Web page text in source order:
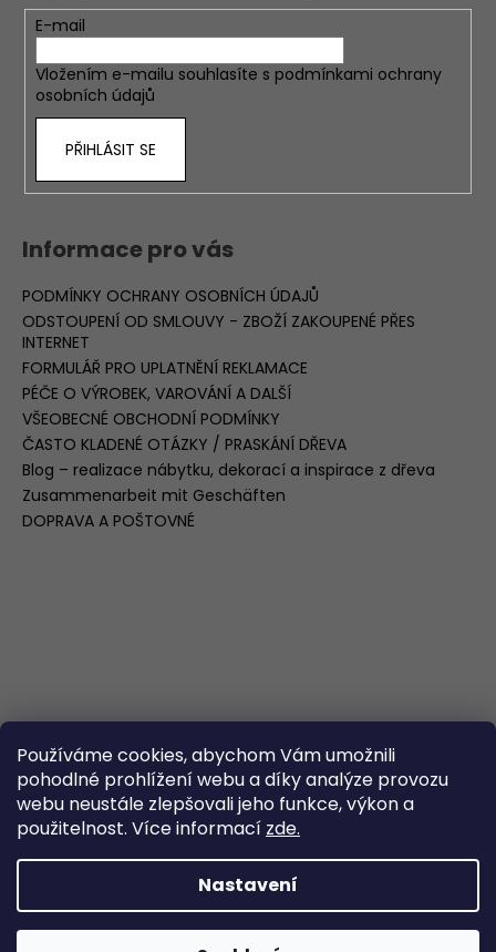
Používáme cookies, abychom Vám umožnili
pohodlné prohlížení webu a díky analýze provozu
webu neustále zlepšovali jeho funkce, výkon a
použitelnost. Více informací zde.
Nastavení
Ochrana autorských práv Veškerý obsah na těchto
stránkách, včetně fotografií, textů a propagačních
materiálů, je chráněn autorským právem. Jakékoliv šíření,
E-mail
Vložením e-mailu souhlasíte s podmínkami ochrany
osobních údajů
PŘIHLÁSIT SE
Informace pro vás
PODMÍNKY OCHRANY OSOBNÍCH ÚDAJŮ
ODSTOUPENÍ OD SMLOUVY - ZBOŽÍ ZAKOUPENÉ PŘES
INTERNET
FORMULÁŘ PRO UPLATNĚNÍ REKLAMACE
PÉČE O VÝROBEK, VAROVÁNÍ A DALŠÍ
VŠEOBECNÉ OBCHODNÍ PODMÍNKY
ČASTO KLADENÉ OTÁZKY / PRASKÁNÍ DŘEVA
Blog – realizace nábytku, dekorací a inspirace z dřeva
Zusammenarbeit mit Geschäften
DOPRAVA A POŠTOVNÉ
Copyright 2026Dřevěné výrobky pro Vás. Všechna